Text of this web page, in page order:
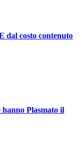
dal costo contenuto
Plasmato il